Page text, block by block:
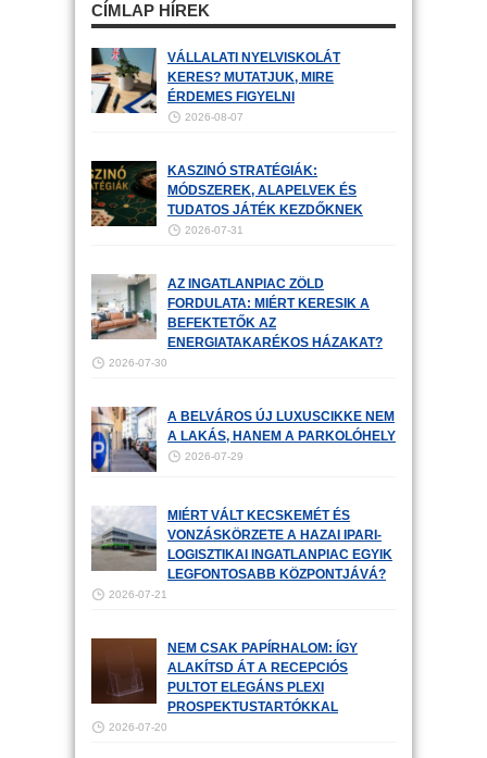
CÍMLAP HÍREK
VÁLLALATI NYELVISKOLÁT
KERES? MUTATJUK, MIRE
ÉRDEMES FIGYELNI
2026-08-07
KASZINÓ STRATÉGIÁK:
MÓDSZEREK, ALAPELVEK ÉS
TUDATOS JÁTÉK KEZDŐKNEK
2026-07-31
AZ INGATLANPIAC ZÖLD
FORDULATA: MIÉRT KERESIK A
BEFEKTETŐK AZ
ENERGIATAKARÉKOS HÁZAKAT?
2026-07-30
A BELVÁROS ÚJ LUXUSCIKKE NEM
A LAKÁS, HANEM A PARKOLÓHELY
2026-07-29
MIÉRT VÁLT KECSKEMÉT ÉS
VONZÁSKÖRZETE A HAZAI IPARI-
LOGISZTIKAI INGATLANPIAC EGYIK
LEGFONTOSABB KÖZPONTJÁVÁ?
2026-07-21
NEM CSAK PAPÍRHALOM: ÍGY
ALAKÍTSD ÁT A RECEPCIÓS
PULTOT ELEGÁNS PLEXI
PROSPEKTUSTARTÓKKAL
2026-07-20